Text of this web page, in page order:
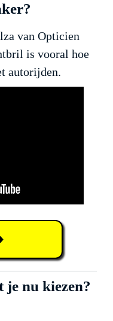
van Opticien
is vooral hoe
autorijden.
nu kiezen?